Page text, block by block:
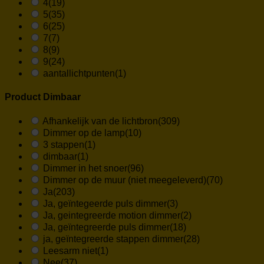
4(19)
5(35)
6(25)
7(7)
8(9)
9(24)
aantallichtpunten(1)
Product Dimbaar
Afhankelijk van de lichtbron(309)
Dimmer op de lamp(10)
3 stappen(1)
dimbaar(1)
Dimmer in het snoer(96)
Dimmer op de muur (niet meegeleverd)(70)
Ja(203)
Ja, geïntegeerde puls dimmer(3)
Ja, geintegreerde motion dimmer(2)
Ja, geïntegreerde puls dimmer(18)
ja, geïntegreerde stappen dimmer(28)
Leesarm niet(1)